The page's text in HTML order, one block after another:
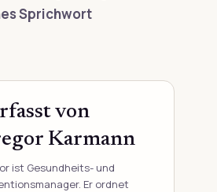
Sprichwort
von
Karmann
ist Gesundheits- und
Er ordnet